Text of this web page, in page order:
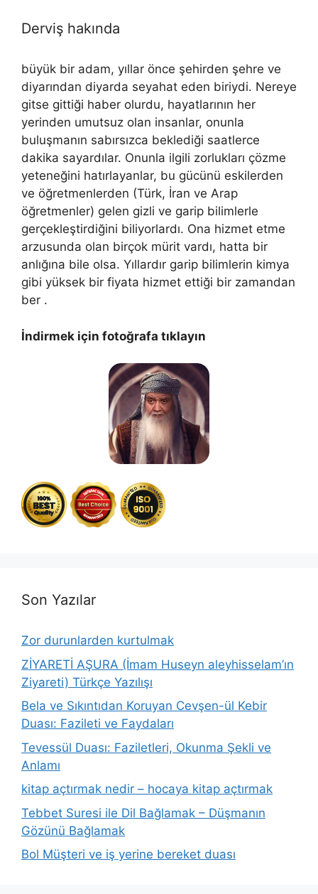
Derviş hakında
büyük bir adam, yıllar önce şehirden şehre ve
diyarından diyarda seyahat eden biriydi. Nereye
gitse gittiği haber olurdu, hayatlarının her
yerinden umutsuz olan insanlar, onunla
buluşmanın sabırsızca beklediği saatlerce
dakika sayardılar. Onunla ilgili zorlukları çözme
yeteneğini hatırlayanlar, bu gücünü eskilerden
ve öğretmenlerden (Türk, İran ve Arap
öğretmenler) gelen gizli ve garip bilimlerle
gerçekleştirdiğini biliyorlardı. Ona hizmet etme
arzusunda olan birçok mürit vardı, hatta bir
anlığına bile olsa. Yıllardır garip bilimlerin kimya
gibi yüksek bir fiyata hizmet ettiği bir zamandan
ber .
İndirmek için fotoğrafa tıklayın
Son Yazılar
Zor durunlarden kurtulmak
ZİYARETİ AŞURA (İmam Huseyn aleyhisselam’ın
Ziyareti) Türkçe Yazılışı
Bela ve Sıkıntıdan Koruyan Cevşen-ül Kebir
Duası: Fazileti ve Faydaları
Tevessül Duası: Faziletleri, Okunma Şekli ve
Anlamı
kitap açtırmak nedir – hocaya kitap açtırmak
Tebbet Suresi ile Dil Bağlamak – Düşmanın
Gözünü Bağlamak
Bol Müşteri ve iş yerine bereket duası